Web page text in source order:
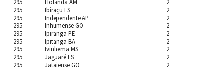
295
295
295
295
295
295
295
295
295
Holanda AM
Ibiraçu ES
Independente AP
Inhumense GO
Ipiranga PE
Ipitanga BA
Ivinhema MS
Jaguaré ES
Jataiense GO
2
2
2
2
2
2
2
2
2